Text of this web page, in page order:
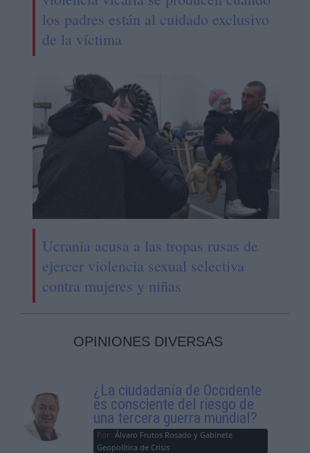
los padres están al cuidado exclusivo
de la víctima
Ucrania acusa a las tropas rusas de
ejercer violencia sexual selectiva
contra mujeres y niñas
OPINIONES DIVERSAS
¿La ciudadanía de Occidente
es consciente del riesgo de
una tercera guerra mundial?
Por Álvaro Frutos Rosado y Gabinete
Geopolítica de Crisis